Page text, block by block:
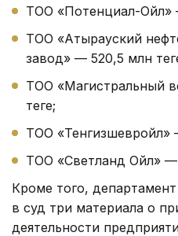
ТОО «Потенциал-Ойл»
ТОО «Атырауский
завод» — 520,5 млн
ТОО «Магистральный
теңге;
ТОО «Тенгизшевройл»
ТОО «Светланд Ойл» —
Кроме того,
в суд три материала о
деятельности